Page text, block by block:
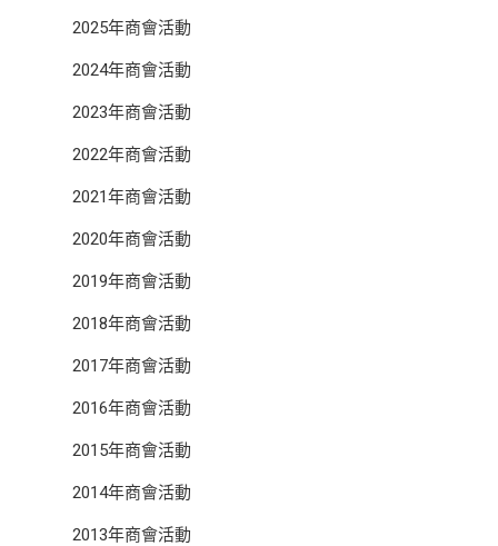
2025年商會活動
2024年商會活動
2023年商會活動
2022年商會活動
2021年商會活動
2020年商會活動
2019年商會活動
2018年商會活動
2017年商會活動
2016年商會活動
2015年商會活動
2014年商會活動
2013年商會活動